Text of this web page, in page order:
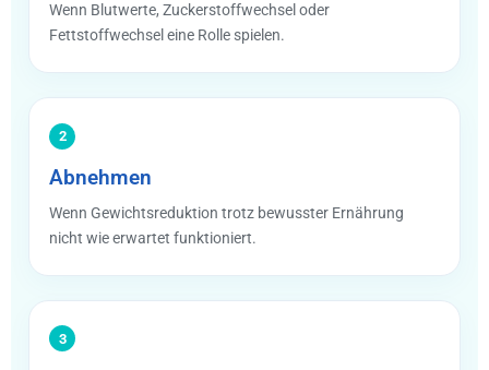
Wenn Blutwerte, Zuckerstoffwechsel oder
Fettstoffwechsel eine Rolle spielen.
2
Abnehmen
Wenn Gewichtsreduktion trotz bewusster Ernährung
nicht wie erwartet funktioniert.
3